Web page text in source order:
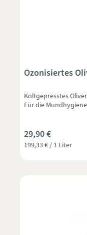
Ozonisiertes
Kaltgepresstes
Für die
199,33 € / 1 Liter
29,90 €